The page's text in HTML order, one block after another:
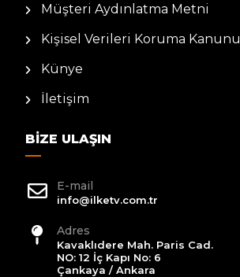
Müşteri Aydınlatma Metni
Kişisel Verileri Koruma Kanunu
Künye
İletişim
BIZE ULAŞIN
E-mail
info@ilketv.com.tr
Adres
Kavaklıdere Mah. Paris Cad.
NO: 12 İç Kapı No: 6
Çankaya / Ankara